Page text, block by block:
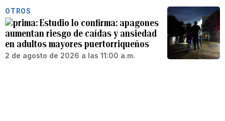
OTROS
Estudio lo confirma: apagones
aumentan riesgo de caídas y ansiedad
en adultos mayores puertorriqueños
2 de agosto de 2026 a las 11:00 a.m.